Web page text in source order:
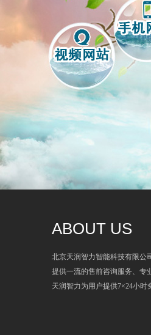
ABOUT US
北京天润智力智能科技有限公
提供一流的售前咨询服务、专
天润智力为用户提供7×24小时